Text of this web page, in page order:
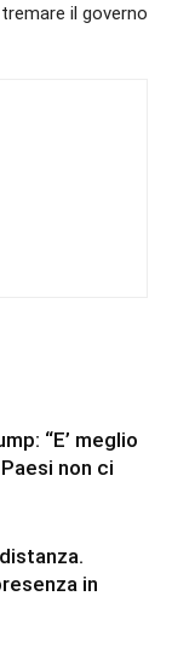
tremare il governo
“E’ meglio
non ci
in